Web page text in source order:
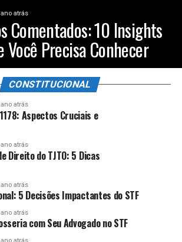
atrás
Comentados: 10 Insights
Você Precisa Conhecer
CONSTITUCIONAL
ano atrás
1178: Aspectos Cruciais e
ano atrás
Direito do TJTO: 5 Dicas
ano atrás
5 Decisões Impactantes do STF
ano atrás
com Seu Advogado no STF